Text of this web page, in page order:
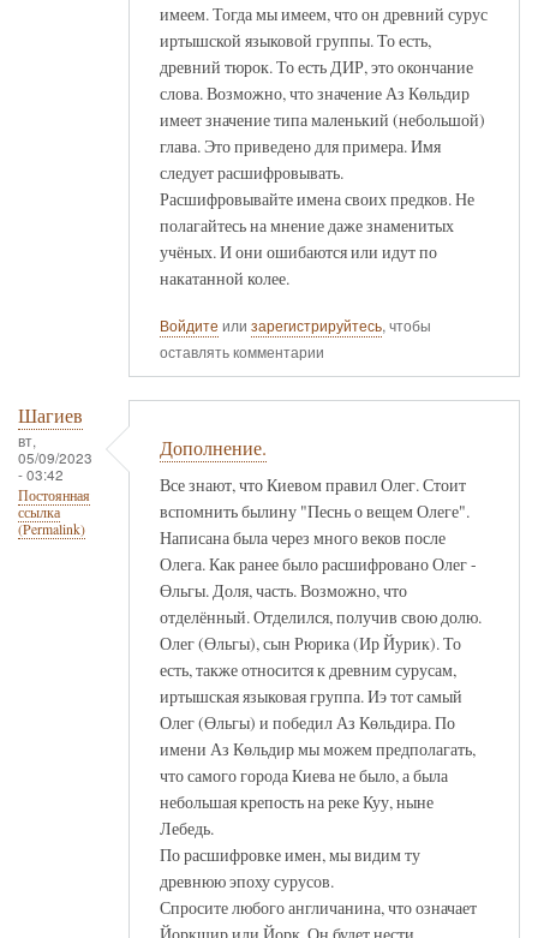
имеем. Тогда мы имеем, что он древний сурус
иртышской языковой группы. То есть,
древний тюрок. То есть ДИР, это окончание
слова. Возможно, что значение Аз Көльдир
имеет значение типа маленький (небольшой)
глава. Это приведено для примера. Имя
следует расшифровывать.
Расшифровывайте имена своих предков. Не
полагайтесь на мнение даже знаменитых
учёных. И они ошибаются или идут по
накатанной колее.
Войдите или зарегистрируйтесь, чтобы
оставлять комментарии
Шагиев
вт,
05/09/2023
- 03:42
Постоянная
ссылка
(Permalink)
Дополнение.
Все знают, что Киевом правил Олег. Стоит
вспомнить былину "Песнь о вещем Олеге".
Написана была через много веков после
Олега. Как ранее было расшифровано Олег -
Өльгы. Доля, часть. Возможно, что
отделённый. Отделился, получив свою долю.
Олег (Өльгы), сын Рюрика (Ир Йурик). То
есть, также относится к древним сурусам,
иртышская языковая группа. Иэ тот самый
Олег (Өльгы) и победил Аз Көльдира. По
имени Аз Көльдир мы можем предполагать,
что самого города Киева не было, а была
небольшая крепость на реке Куу, ныне
Лебедь.
По расшифровке имен, мы видим ту
древнюю эпоху сурусов.
Спросите любого англичанина, что означает